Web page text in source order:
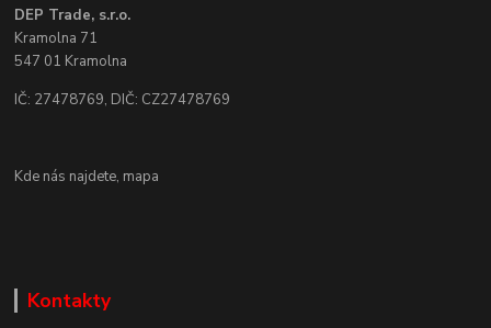
DEP Trade, s.r.o.
Kramolna 71
547 01 Kramolna
IČ: 27478769, DIČ: CZ27478769
Kde nás najdete, mapa
Kontakty